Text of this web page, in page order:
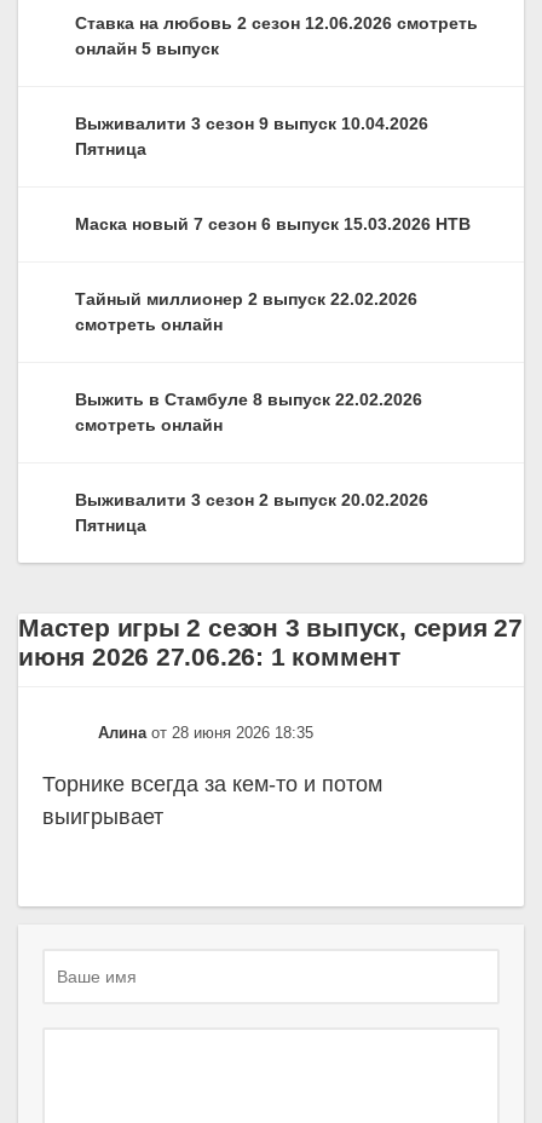
Ставка на любовь 2 сезон 12.06.2026 смотреть
онлайн 5 выпуск
Выживалити 3 сезон 9 выпуск 10.04.2026
Пятница
Маска новый 7 сезон 6 выпуск 15.03.2026 НТВ
Тайный миллионер 2 выпуск 22.02.2026
смотреть онлайн
Выжить в Стамбуле 8 выпуск 22.02.2026
смотреть онлайн
Выживалити 3 сезон 2 выпуск 20.02.2026
Пятница
Мастер игры 2 сезон 3 выпуск, серия 27
июня 2026 27.06.26: 1 коммент
Алина от 28 июня 2026 18:35
Торнике всегда за кем-то и потом
выигрывает